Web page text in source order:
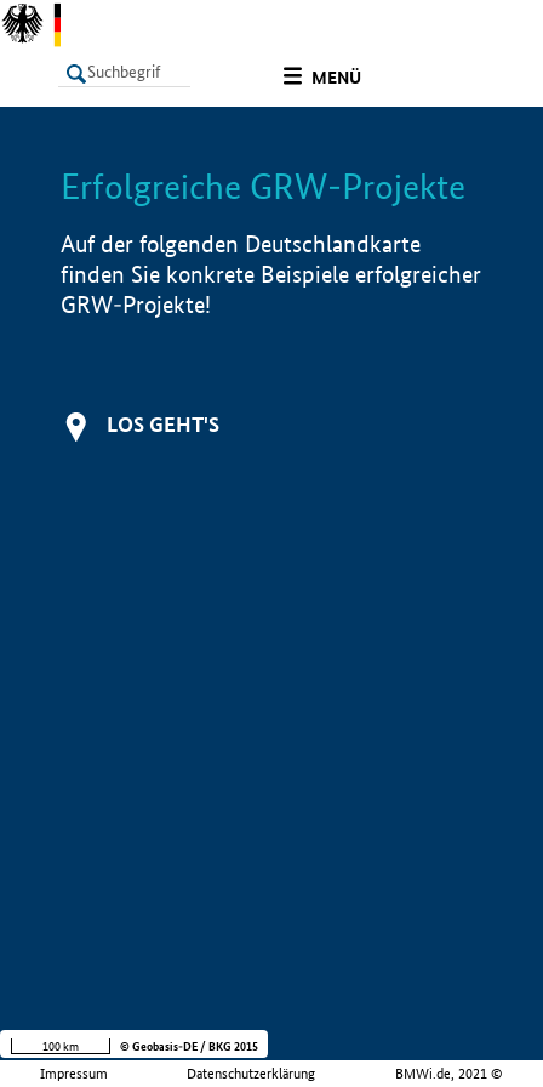
MENÜ
LISTE Info
Erfolgreiche GRW-Projekte
Auf der folgenden Deutschlandkarte
finden Sie konkrete Beispiele erfolgreicher
GRW-Projekte!
LOS GEHT'S
Impressum Datenschutzerklärung BMWi.de, 2021 ©
100 km © Geobasis-DE / BKG 2015